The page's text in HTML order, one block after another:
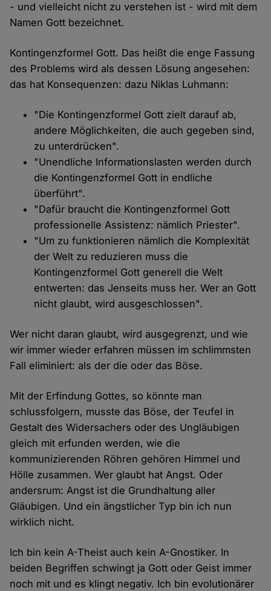
- und vielleicht nicht zu verstehen ist - wird mit dem
Namen Gott bezeichnet.
Kontingenzformel Gott. Das heißt die enge Fassung
des Problems wird als dessen Lösung angesehen:
das hat Konsequenzen: dazu Niklas Luhmann:
"Die Kontingenzformel Gott zielt darauf ab,
andere Möglichkeiten, die auch gegeben sind,
zu unterdrücken".
"Unendliche Informationslasten werden durch
die Kontingenzformel Gott in endliche
überführt".
"Dafür braucht die Kontingenzformel Gott
professionelle Assistenz: nämlich Priester".
"Um zu funktionieren nämlich die Komplexität
der Welt zu reduzieren muss die
Kontingenzformel Gott generell die Welt
entwerten: das Jenseits muss her. Wer an Gott
nicht glaubt, wird ausgeschlossen".
Wer nicht daran glaubt, wird ausgegrenzt, und wie
wir immer wieder erfahren müssen im schlimmsten
Fall eliminiert: als der die oder das Böse.
Mit der Erfindung Gottes, so könnte man
schlussfolgern, musste das Böse, der Teufel in
Gestalt des Widersachers oder des Ungläubigen
gleich mit erfunden werden, wie die
kommunizierenden Röhren gehören Himmel und
Hölle zusammen. Wer glaubt hat Angst. Oder
andersrum: Angst ist die Grundhaltung aller
Gläubigen. Und ein ängstlicher Typ bin ich nun
wirklich nicht.
Ich bin kein A-Theist auch kein A-Gnostiker. In
beiden Begriffen schwingt ja Gott oder Geist immer
noch mit und es klingt negativ. Ich bin evolutionärer